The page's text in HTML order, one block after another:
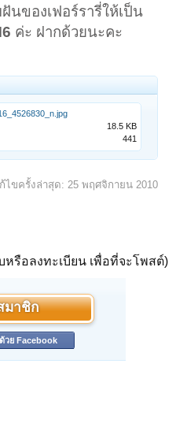
นของเฟอร์รารี่ให้เป็น
ค่ะ ฝากด้วยนะคะ
18.5 KB
441
ไขครั้งล่าสุด: 25 พฤศจิกายน 2010
รือลงทะเบียน เพื่อที่จะโพสต์)
มาชิก
วย Facebook